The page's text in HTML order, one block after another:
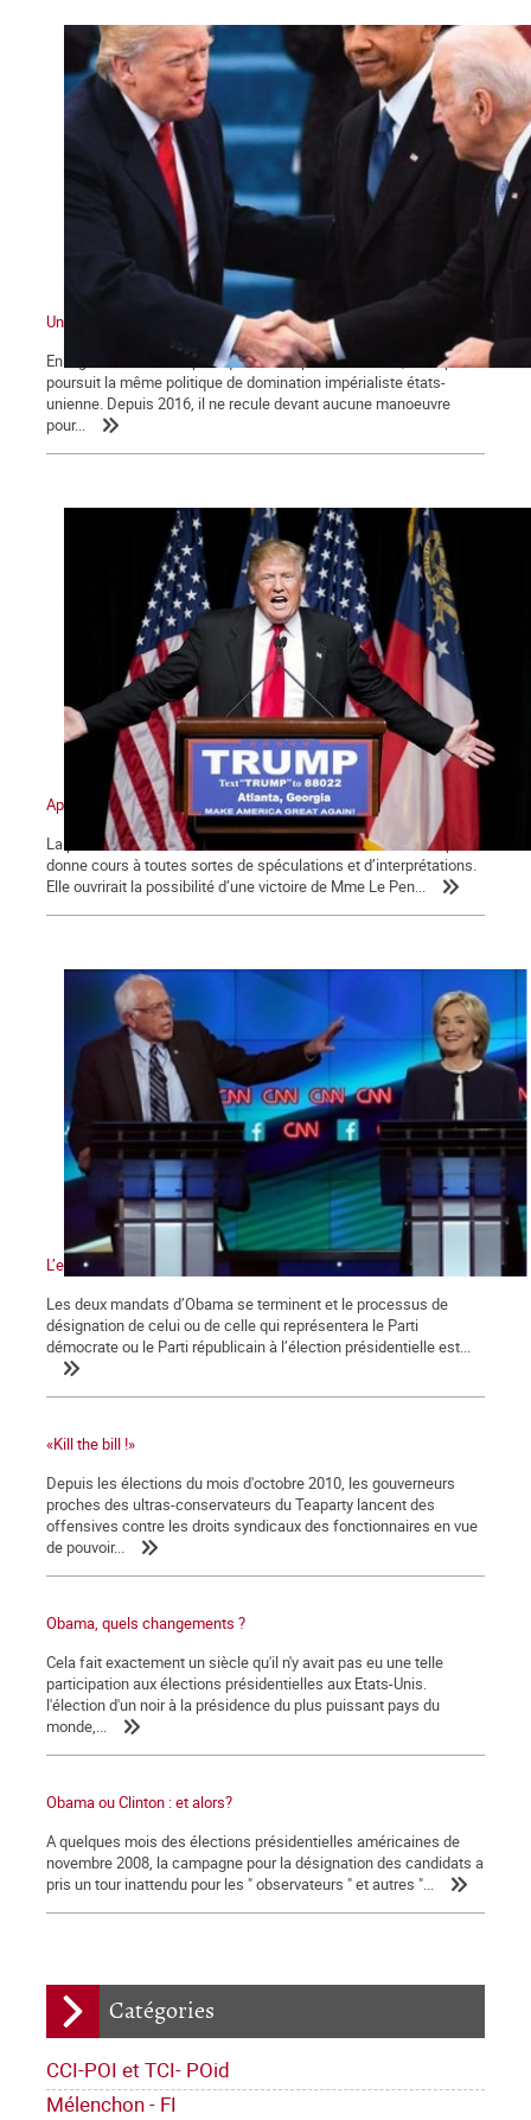
Catégories
CCI-POI et TCI- POid
Mélenchon - FI
Un impérialisme en crise
En digne héritier de la politique de ses prédécesseurs, Trump
poursuit la même politique de domination impérialiste états-
unienne. Depuis 2016, il ne recule devant aucune manoeuvre
pour...
Après la prétendue victoire de Trump : Où en sont les États-Unis ?
La prétendue victoire de l’aventurier cousu d’or Donald Trump
donne cours à toutes sortes de spéculations et d’interprétations.
Elle ouvrirait la possibilité d’une victoire de Mme Le Pen...
L’effet Bernie Sanders
Les deux mandats d’Obama se terminent et le processus de
désignation de celui ou de celle qui représentera le Parti
démocrate ou le Parti républicain à l’élection présidentielle est...
«Kill the bill !»
Depuis les élections du mois d'octobre 2010, les gouverneurs
proches des ultras-conservateurs du Teaparty lancent des
offensives contre les droits syndicaux des fonctionnaires en vue
de pouvoir...
Obama, quels changements ?
Cela fait exactement un siècle qu'il n'y avait pas eu une telle
participation aux élections présidentielles aux Etats-Unis.
l'élection d'un noir à la présidence du plus puissant pays du
monde,...
Obama ou Clinton : et alors?
A quelques mois des élections présidentielles américaines de
novembre 2008, la campagne pour la désignation des candidats a
pris un tour inattendu pour les " observateurs " et autres "...